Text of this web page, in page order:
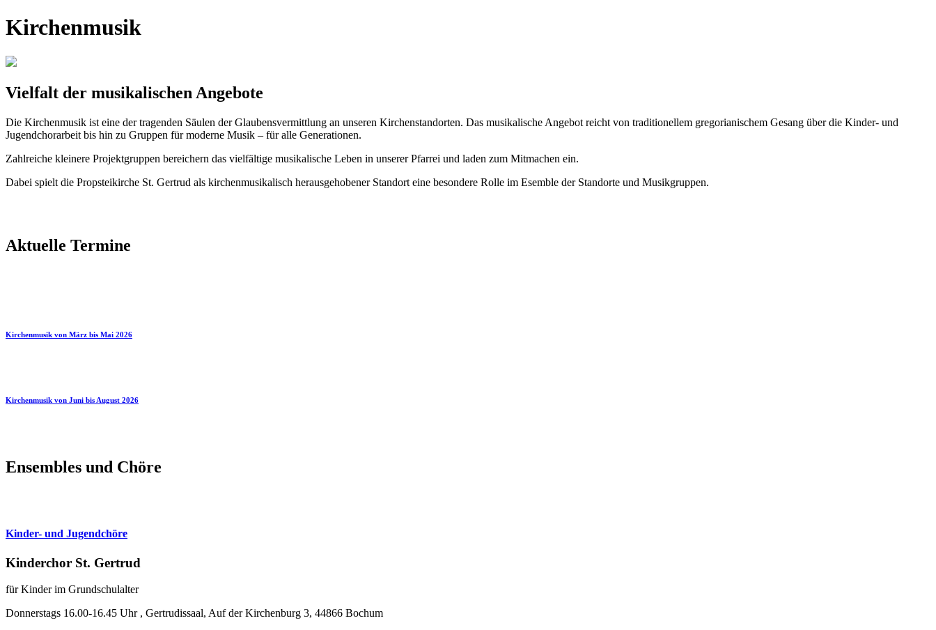
Kirchenmusik
Vielfalt der musikalischen Angebote
Die Kirchenmusik ist eine der tragenden Säulen der Glaubensvermittlung an unseren Kirchenstandorten. Das musikalische Angebot reicht von traditionellem gregorianischem Gesang über die Kinder- und
Jugendchorarbeit bis hin zu Gruppen für moderne Musik – für alle Generationen.
Zahlreiche kleinere Projektgruppen bereichern das vielfältige musikalische Leben in unserer Pfarrei und laden zum Mitmachen ein.
Dabei spielt die Propsteikirche St. Gertrud als kirchenmusikalisch herausgehobener Standort eine besondere Rolle im Esemble der Standorte und Musikgruppen.
Aktuelle Termine
Kirchenmusik von März bis Mai 2026
Kirchenmusik von Juni bis August 2026
Ensembles und Chöre
Kinder- und Jugendchöre
Kinderchor St. Gertrud
für Kinder im Grundschulalter
Donnerstags 16.00-16.45 Uhr , Gertrudissaal, Auf der Kirchenburg 3, 44866 Bochum